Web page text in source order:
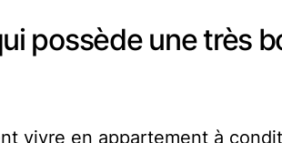
possède une très
vivre en appartement à